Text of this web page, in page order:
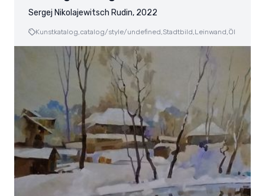
Sergej Nikolajewitsch Rudin, 2022
Kunstkatalog, catalog/style/undefined, Stadtbild, Leinwand, Öl